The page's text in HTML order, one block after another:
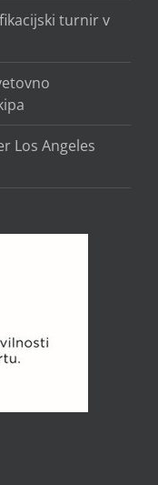
turnir v
Los Angeles